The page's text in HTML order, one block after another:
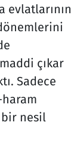
evlatlarının
çıkar
Sadece
bir nesil